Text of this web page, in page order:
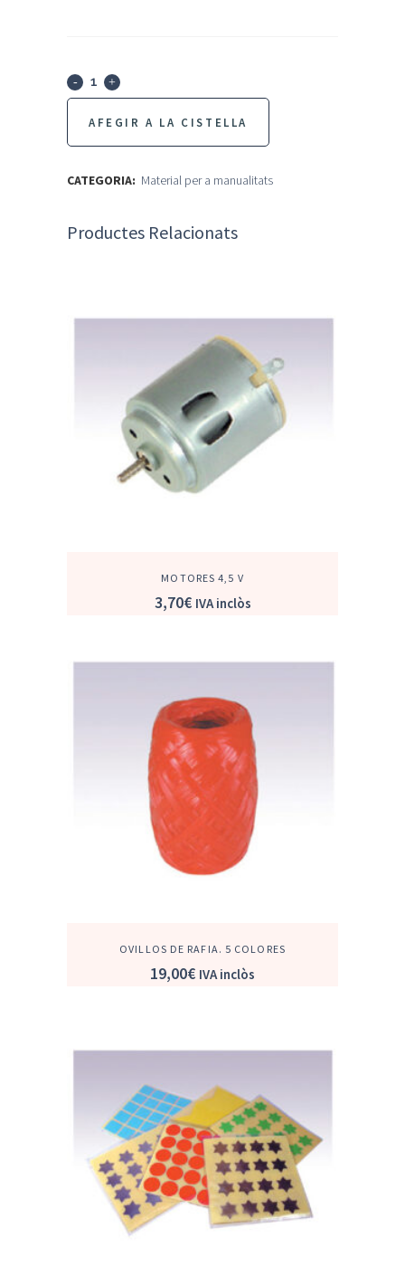
Alambre.
colores
quantity
AFEGIR A LA CISTELLA
CATEGORIA: Material per a manualitats
Productes Relacionats
MOTORES 4,5 V
3,70€ IVA inclòs
OVILLOS DE RAFIA. 5 COLORES
19,00€ IVA inclòs